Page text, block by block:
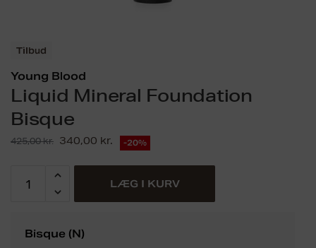
Tilbud
Young Blood
Liquid Mineral Foundation
Bisque
425,00kr. 340,00 kr. -20%
LÆG I KURV
Bisque (N)